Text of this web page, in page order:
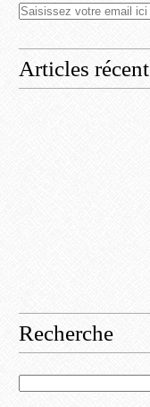
Articles
Recherche